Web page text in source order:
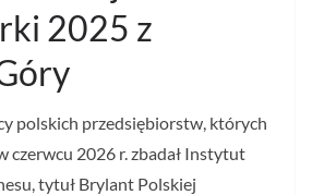
2025 z
polskich przedsiębiorstw, których
czerwcu 2026 r. zbadał Instytut
tytuł Brylant Polskiej